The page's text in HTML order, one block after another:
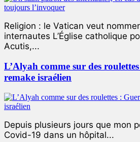
Religion : le Vatican veut
internautes L’Église catholique
Acutis,...
L’Alyah comme sur des
remake israélien
Depuis plusieurs jours que mon
Covid-19 dans un hôpital...